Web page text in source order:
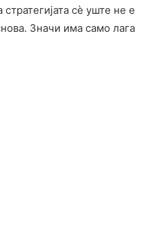
сè уште не е
Значи има само лага